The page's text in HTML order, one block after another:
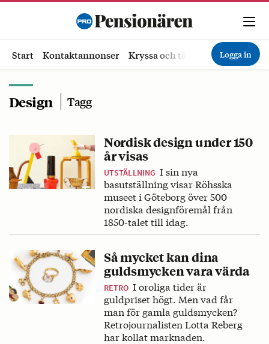
Start Kontaktannonser Kryssa och tävla Ekonomi
Logga in
Design Tagg
Nordisk design under 150
år visas
UTSTÄLLNING I sin nya
basutställning visar Röhsska
museet i Göteborg över 500
nordiska designföremål från
1850-talet till idag.
Så mycket kan dina
guldsmycken vara värda
RETRO I oroliga tider är
guldpriset högt. Men vad får
man för gamla guldsmycken?
Retrojournalisten Lotta Reberg
har kollat marknaden.